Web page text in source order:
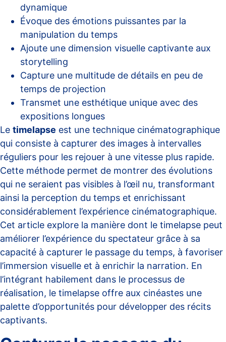
dynamique
Évoque des émotions puissantes par la
manipulation du temps
Ajoute une dimension visuelle captivante aux
storytelling
Capture une multitude de détails en peu de
temps de projection
Transmet une esthétique unique avec des
expositions longues
Le timelapse est une technique cinématographique
qui consiste à capturer des images à intervalles
réguliers pour les rejouer à une vitesse plus rapide.
Cette méthode permet de montrer des évolutions
qui ne seraient pas visibles à l’œil nu, transformant
ainsi la perception du temps et enrichissant
considérablement l’expérience cinématographique.
Cet article explore la manière dont le timelapse peut
améliorer l’expérience du spectateur grâce à sa
capacité à capturer le passage du temps, à favoriser
l’immersion visuelle et à enrichir la narration. En
l’intégrant habilement dans le processus de
réalisation, le timelapse offre aux cinéastes une
palette d’opportunités pour développer des récits
captivants.